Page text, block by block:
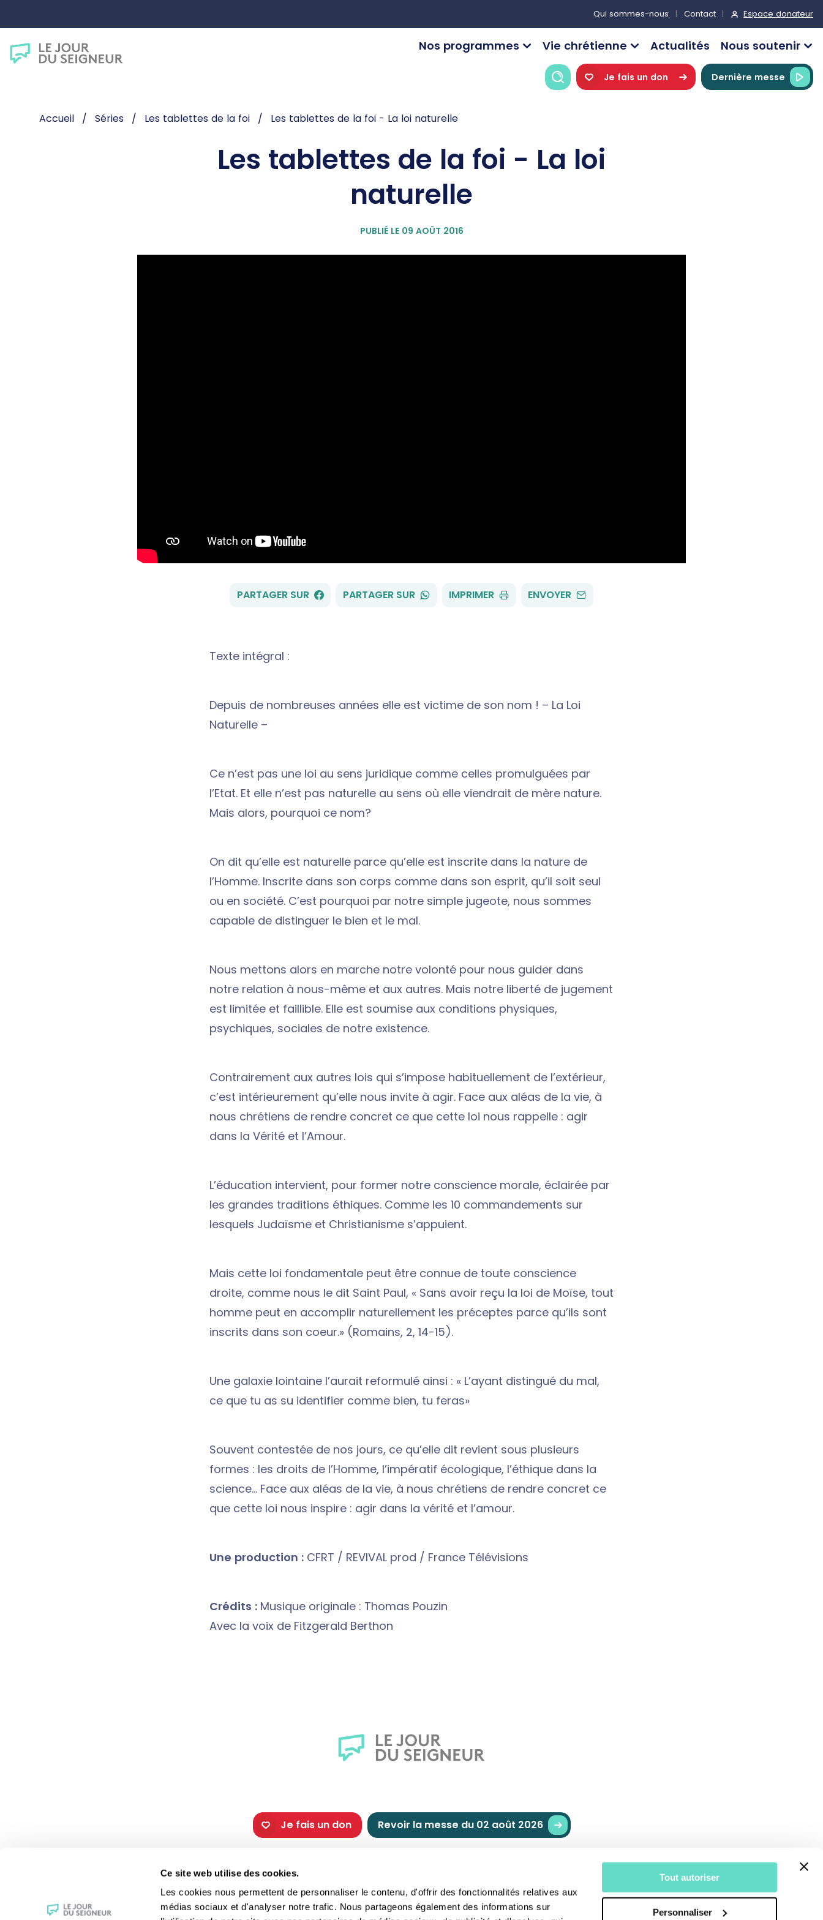
Ce site web utilise des cookies.
Les cookies nous permettent de personnaliser le contenu, d'offrir des fonctionnalités relatives aux
médias sociaux et d'analyser notre trafic. Nous partageons également des informations sur
Tout autoriser
Personnaliser
Qui sommes-nous Contact Espace donateur
Nos programmes Vie chrétienne Actualités Nous soutenir
RechercheJe fais un don Dernière messe
Accueil Séries Les tablettes de la foi Les tablettes de la foi - La loi naturelle
Les tablettes de la foi - La loi
naturelle
PUBLIÉ LE 09 AOÛT 2016
PARTAGER SUR FACEBOOK
PARTAGER SUR WHATSAPP
IMPRIMER ENVOYER PAR
Texte intégral :
Depuis de nombreuses années elle est victime de son nom ! – La Loi
Naturelle –
Ce n’est pas une loi au sens juridique comme celles promulguées par
l’Etat. Et elle n’est pas naturelle au sens où elle viendrait de mère nature.
Mais alors, pourquoi ce nom?
On dit qu’elle est naturelle parce qu’elle est inscrite dans la nature de
l’Homme. Inscrite dans son corps comme dans son esprit, qu’il soit seul
ou en société. C’est pourquoi par notre simple jugeote, nous sommes
capable de distinguer le bien et le mal.
Nous mettons alors en marche notre volonté pour nous guider dans
notre relation à nous-même et aux autres. Mais notre liberté de jugement
est limitée et faillible. Elle est soumise aux conditions physiques,
psychiques, sociales de notre existence.
Contrairement aux autres lois qui s’impose habituellement de l’extérieur,
c’est intérieurement qu’elle nous invite à agir. Face aux aléas de la vie, à
nous chrétiens de rendre concret ce que cette loi nous rappelle : agir
dans la Vérité et l’Amour.
L’éducation intervient, pour former notre conscience morale, éclairée par
les grandes traditions éthiques. Comme les 10 commandements sur
lesquels Judaïsme et Christianisme s’appuient.
Mais cette loi fondamentale peut être connue de toute conscience
droite, comme nous le dit Saint Paul, « Sans avoir reçu la loi de Moïse, tout
homme peut en accomplir naturellement les préceptes parce qu’ils sont
inscrits dans son coeur.» (Romains, 2, 14-15).
Une galaxie lointaine l’aurait reformulé ainsi : « L’ayant distingué du mal,
ce que tu as su identifier comme bien, tu feras»
Souvent contestée de nos jours, ce qu’elle dit revient sous plusieurs
formes : les droits de l’Homme, l’impératif écologique, l’éthique dans la
science… Face aux aléas de la vie, à nous chrétiens de rendre concret ce
que cette loi nous inspire : agir dans la vérité et l’amour.
Une production : CFRT / REVIVAL prod / France Télévisions
Crédits : Musique originale : Thomas Pouzin
Avec la voix de Fitzgerald Berthon
Je fais un don Revoir la messe du 02 août 2026
La messe
Les fêtes chrétiennes
Les saints du jour
Comment nous soutenir
Faire un don
RESTER INFORMÉ
Actualités
Recevoir nos newsletters